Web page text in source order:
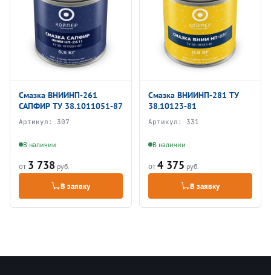
Смазка ВНИИНП-261
САПФИР ТУ 38.1011051-87
Артикул: 307
В наличии
от 3 738 руб.
В заявку
Смазка ВНИИНП-281 ТУ
38.10123-81
Артикул: 331
В наличии
от4 375 руб.
В заявку